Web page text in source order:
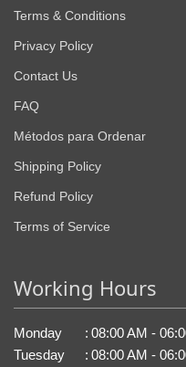
Terms & Conditions
Privacy Policy
Contact Us
FAQ
Métodos para Ordenar
Shipping Policy
Refund Policy
Terms of Service
Working Hours
Monday : 08:00 AM -
Tuesday
: 08:00 AM -